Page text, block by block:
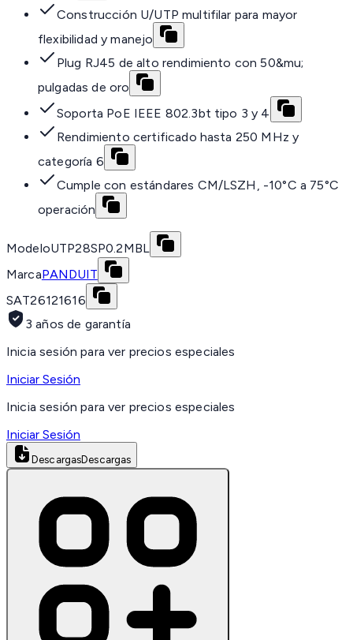
Construcción U/UTP multifilar para mayor
flexibilidad y manejo
Plug RJ45 de alto rendimiento con 50&mu;
pulgadas de oro
Soporta PoE IEEE 802.3bt tipo 3 y 4
Rendimiento certificado hasta 250 MHz y
categoría 6
Cumple con estándares CM/LSZH, -10°C a 75°C
operación
ModeloUTP28SP0.2MBL
MarcaPANDUIT
SAT26121616
3 años de garantía
Inicia sesión para ver precios especiales
Iniciar Sesión
Inicia sesión para ver precios especiales
Iniciar Sesión
DescargasDescargas